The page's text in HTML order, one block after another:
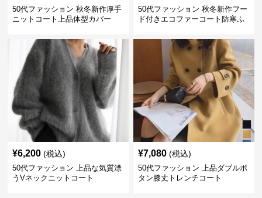
50代ファッション 秋冬新作厚手
ニットコート上品体型カバー
50代ファッション 秋冬新作フー
ド付きエコファーコート防寒ふ
¥6,200 (税込)
50代ファッション 上品な気質漂
うVネックニットコート
¥7,080 (税込)
50代ファッション 上品ダブルボ
タン膝丈トレンチコート